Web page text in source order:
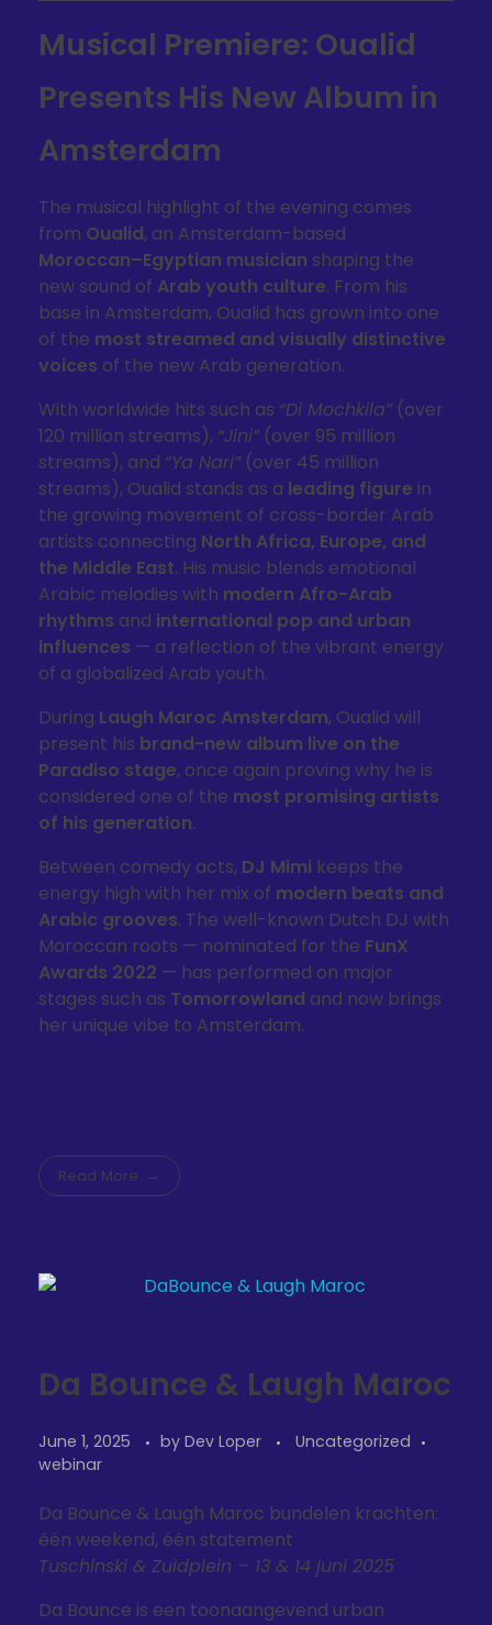
Musical Premiere: Oualid
Presents His New Album in
Amsterdam
The musical highlight of the evening comes
from Oualid, an Amsterdam-based
Moroccan–Egyptian musician shaping the
new sound of Arab youth culture. From his
base in Amsterdam, Oualid has grown into one
of the most streamed and visually distinctive
voices of the new Arab generation.
With worldwide hits such as “Di Mochkila”(over
120 million streams), “Jini”(over 95 million
streams), and “Ya Nari”(over 45 million
streams), Oualid stands as a leading figure in
the growing movement of cross-border Arab
artists connecting North Africa, Europe, and
the Middle East. His music blends emotional
Arabic melodies with modern Afro-Arab
rhythms and international pop and urban
influences — a reflection of the vibrant energy
of a globalized Arab youth.
During Laugh Maroc Amsterdam, Oualid will
present his brand-new album live on the
Paradiso stage, once again proving why he is
considered one of the most promising artists
of his generation.
Between comedy acts, DJ Mimi keeps the
energy high with her mix of modern beats and
Arabic grooves. The well-known Dutch DJ with
Moroccan roots — nominated for the FunX
Awards 2022 — has performed on major
stages such as Tomorrowland and now brings
her unique vibe to Amsterdam.
Read More
Da Bounce & Laugh Maroc
June 1, 2025 by Dev Loper
Uncategorized
webinar
Da Bounce & Laugh Maroc bundelen krachten:
één weekend, één statement
Tuschinski & Zuidplein – 13 & 14 juni 2025
Da Bounce is een toonaangevend urban